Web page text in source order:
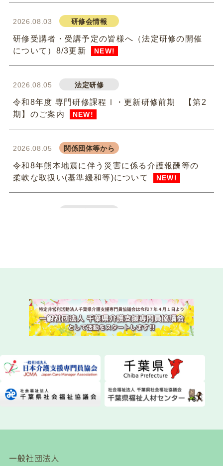
2026.08.03 研修会情報
研修受講者・受講予定の皆様へ（法定研修の開催
について）8/3更新
NEW!
2026.08.05 法定研修
令和8年度 専門研修課程Ⅰ・更新研修前期 【第2
期】のご案内
NEW!
2026.08.05 関係団体等から
令和8年熊本地震に伴う災害に係る介護報酬等の
柔軟な取扱い(基準緩和等)について
NEW!
2026.07.28 委員会活動
た！
2026.07.28
第１２０回研修会開催について
千葉県「カスハラ相談センター」に居宅介護支援